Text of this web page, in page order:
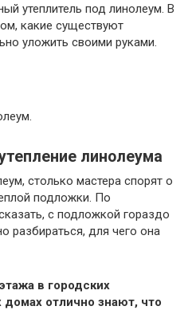
утеплитель под линолеум. В
какие существуют
уложить своими руками.
линолеума
столько мастера спорят о
подложки. По
с подложкой гораздо
разбираться, для чего она
в городских
домах отлично знают, что